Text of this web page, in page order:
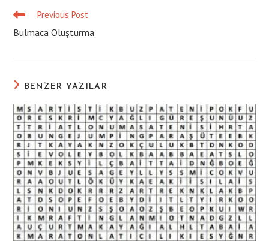
Read
articles
Previous Post
Bulmaca Oluşturma
BENZER YAZILAR